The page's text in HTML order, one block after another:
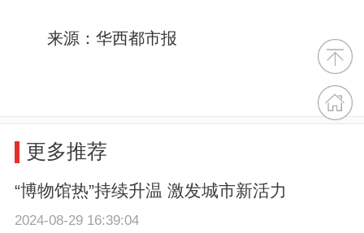
来源：华西都市报
更多推荐
“博物馆热”持续升温 激发城市新活力
2024-08-29 16:39:04